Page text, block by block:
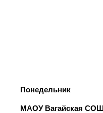
Понедельник
МАОУ Вагайская СОШ